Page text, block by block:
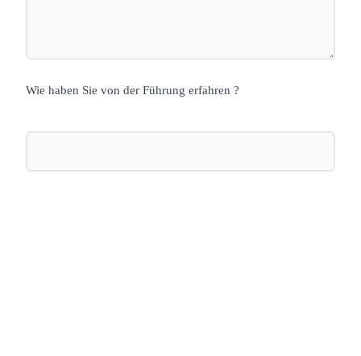
Wie haben Sie von der Führung erfahren ?